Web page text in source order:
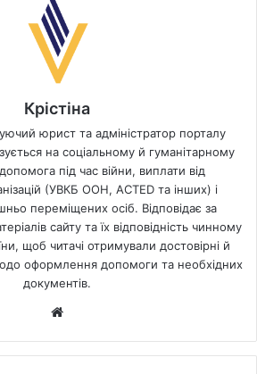
Крістіна
юрист та адміністратор порталу
на соціальному й гуманітарному
під час війни, виплати від
(УВКБ ООН, ACTED та інших) і
переміщених осіб. Відповідає за
сайту та їх відповідність чинному
щоб читачі отримували достовірні й
оформлення допомоги та необхідних
документів.